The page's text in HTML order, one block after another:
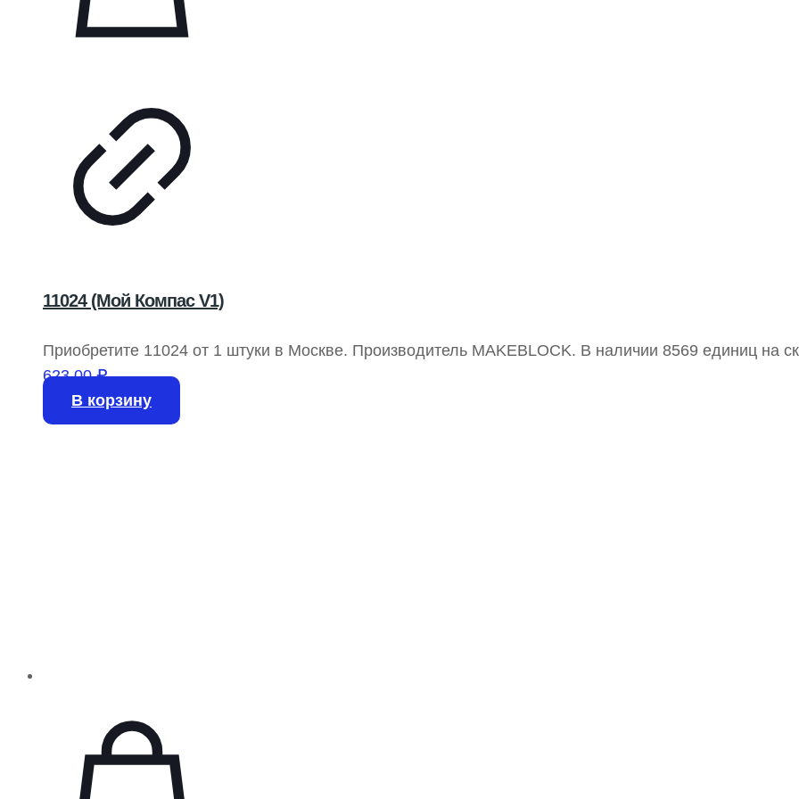
11024 (Мой Компас V1)
Приобретите 11024 от 1 штуки в Москве. Производитель MAKEBLOCK. В наличии 8569 единиц на
623,00₽
В корзину